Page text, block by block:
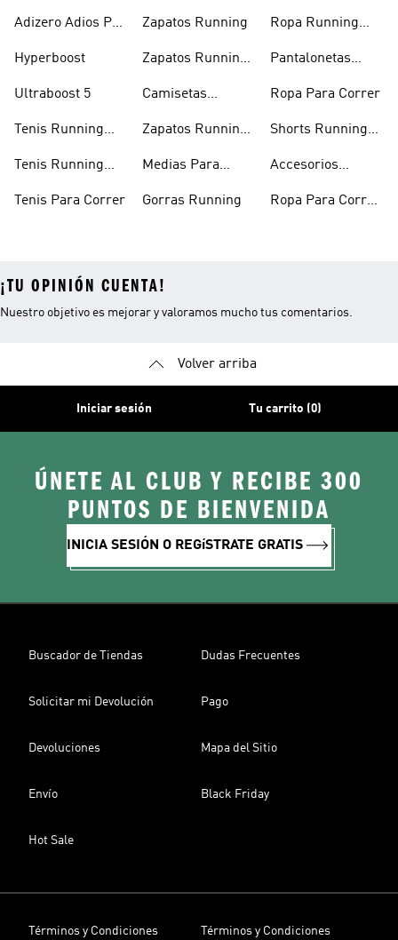
Adizero Adios Pro
Hyperboost
Ultraboost 5
Tenis Running
Tenis Running
Tenis Para Correr
Zapatos Running
Zapatos Running
Camisetas
Zapatos Running
Medias Para
Gorras Running
Ropa Running
Pantalonetas
Ropa Para Correr
Shorts Running
Accesorios
Ropa Para Correr
¡TU OPINIÓN CUENTA!
Nuestro objetivo es mejorar y valoramos mucho tus comentarios.
Volver arriba
Iniciar sesión Tu carrito (0)
ÚNETE AL CLUB Y RECIBE 300
PUNTOS DE BIENVENIDA
INICIA SESIÓN O REGíSTRATE GRATIS
Buscador de Tiendas Dudas Frecuentes
Solicitar mi Devolución Pago
Devoluciones Mapa del Sitio
Envío Black Friday
Hot Sale
Términos y Condiciones Términos y Condiciones